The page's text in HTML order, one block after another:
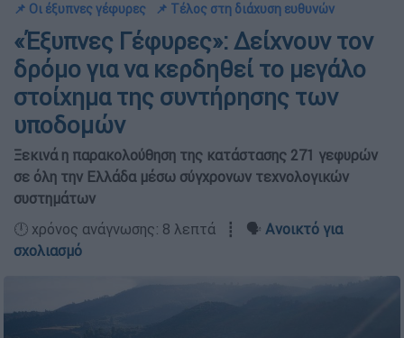
📌 Οι έξυπνες γέφυρες
📌 Τέλος στη διάχυση ευθυνών
«Έξυπνες Γέφυρες»: Δείχνουν τον
δρόμο για να κερδηθεί το μεγάλο
στοίχημα της συντήρησης των
υποδομών
Ξεκινά η παρακολούθηση της κατάστασης 271 γεφυρών
σε όλη την Ελλάδα μέσω σύγχρονων τεχνολογικών
συστημάτων
🕛 χρόνος ανάγνωσης: 8 λεπτά ┋ 🗣️ Ανοικτό για
σχολιασμό